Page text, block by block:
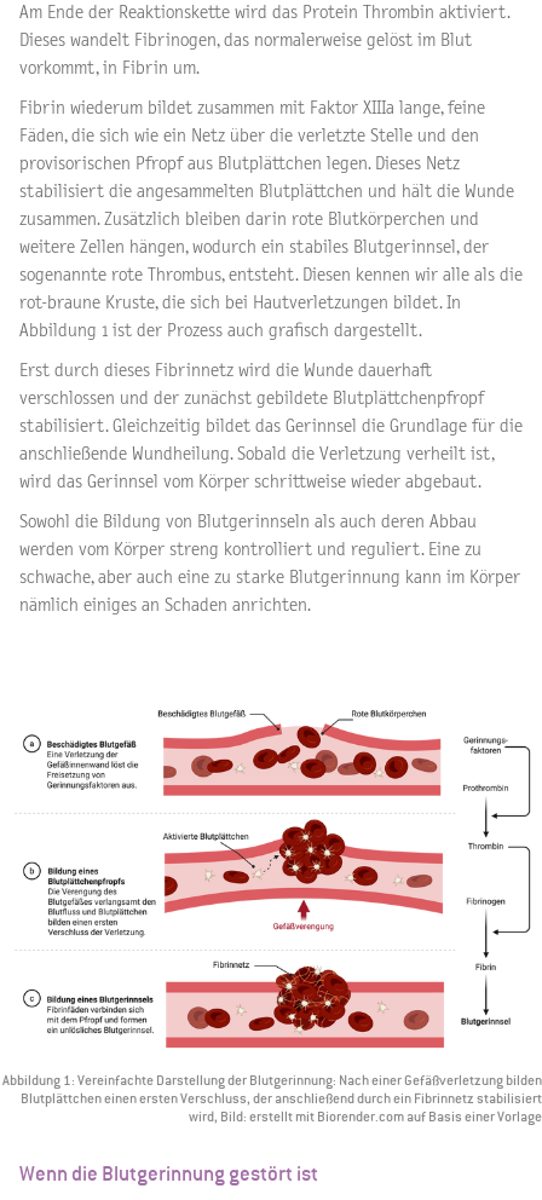
Am Ende der Reaktionskette wird das Protein Thrombin aktiviert.
Dieses wandelt Fibrinogen, das normalerweise gelöst im Blut
vorkommt, in Fibrin um.
Fibrin wiederum bildet zusammen mit Faktor XIIIa lange, feine
Fäden, die sich wie ein Netz über die verletzte Stelle und den
provisorischen Pfropf aus Blutplättchen legen. Dieses Netz
stabilisiert die angesammelten Blutplättchen und hält die Wunde
zusammen. Zusätzlich bleiben darin rote Blutkörperchen und
weitere Zellen hängen, wodurch ein stabiles Blutgerinnsel, der
sogenannte rote Thrombus, entsteht. Diesen kennen wir alle als die
rot-braune Kruste, die sich bei Hautverletzungen bildet. In
Abbildung 1 ist der Prozess auch grafisch dargestellt.
Erst durch dieses Fibrinnetz wird die Wunde dauerhaft
verschlossen und der zunächst gebildete Blutplättchenpfropf
stabilisiert. Gleichzeitig bildet das Gerinnsel die Grundlage für die
anschließende Wundheilung. Sobald die Verletzung verheilt ist,
wird das Gerinnsel vom Körper schrittweise wieder abgebaut.
Sowohl die Bildung von Blutgerinnseln als auch deren Abbau
werden vom Körper streng kontrolliert und reguliert. Eine zu
schwache, aber auch eine zu starke Blutgerinnung kann im Körper
nämlich einiges an Schaden anrichten.
Abbildung 1: Vereinfachte Darstellung der Blutgerinnung: Nach einer Gefäßverletzung bilden
Blutplättchen einen ersten Verschluss, der anschließend durch ein Fibrinnetz stabilisiert
wird, Bild: erstellt mit Biorender.com auf Basis einer Vorlage
Wenn die Blutgerinnung gestört ist